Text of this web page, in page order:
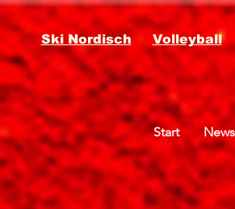
Ski Nordisch Volleyball
Start News